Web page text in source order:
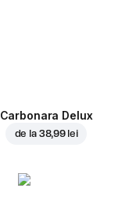
Carbonara Delux
de la 38,99 lei